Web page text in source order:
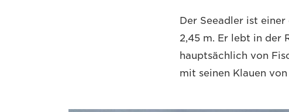
Der Seeadler ist
2,45 m. Er lebt in der
hauptsächlich von
mit seinen Klauen